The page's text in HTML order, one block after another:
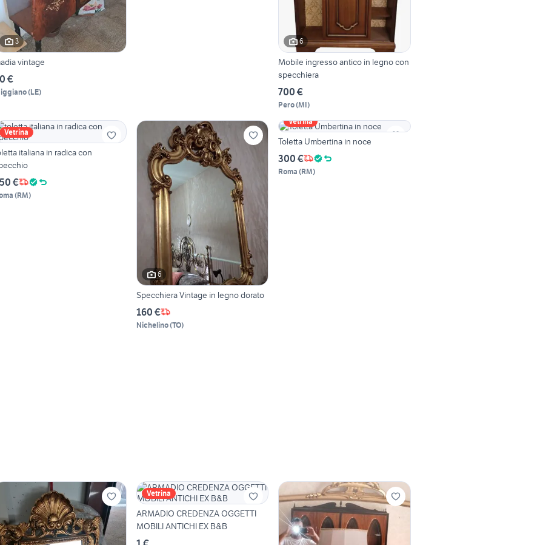
3
vintage
€
(LE)
6
Mobile ingresso antico in legno con
specchiera
700 €
Pero(MI)
Vetrina
italiana in radica con
€
(RM)
6
Specchiera Vintage in legno dorato
160 €
Nichelino(TO)
Vetrina
Toletta Umbertina in noce
300 €
Roma (RM)
Vetrina
ARMADIO CREDENZA OGGETTI
MOBILI ANTICHI EX B&B